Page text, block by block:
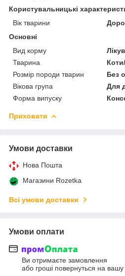
Користувальницькі
Вік тварини
Основні
Вид корму
Тварина
Розмір породи тварин
Без
Вікова група
Для
Форма випуску
Приховати
Умови доставки
Нова Пошта
Магазини Rozetka
Всі умови доставки
Умови оплати
Ви отримаєте замовлення
або гроші повернуться на вашу